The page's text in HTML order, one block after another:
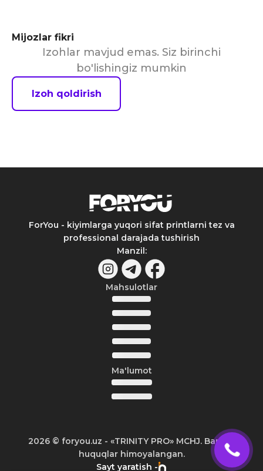
Mijozlar fikri
Izohlar mavjud emas. Siz birinchi
bo'lishingiz mumkin
Izoh qoldirish
ForYou - kiyimlarga yuqori sifat printlarni tez va
professional darajada tushirish
Manzil:
Mahsulotlar
Ma'lumot
2026© foryou.uz - «TRINITY PRO» MCHJ. Barcha
huquqlar himoyalangan.
Sayt yaratish -